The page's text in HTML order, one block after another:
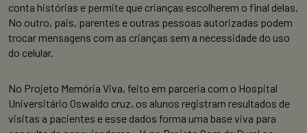
conta histórias e permite que crianças escolherem o final delas.
No outro, pais, parentes e outras pessoas autorizadas podem
trocar mensagens com as crianças sem a necessidade do uso
do celular.
No Projeto Memória Viva, feito em parceria com o Hospital
Universitário Oswaldo cruz, os alunos registram resultados de
visitas a pacientes e esse dados forma uma base viva para